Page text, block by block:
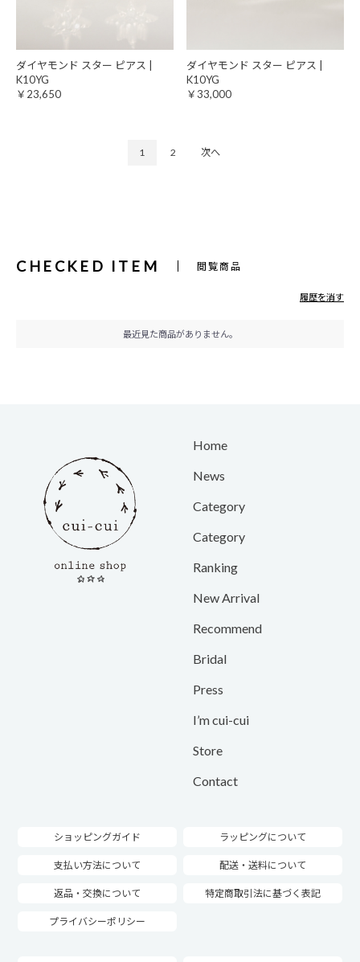
ダイヤモンド スター ピアス |
K10YG
￥23,650
ダイヤモンド スター ピアス |
K10YG
￥33,000
1 2 次へ
CHECKED ITEM 閲覧商品
履歴を消す
最近見た商品がありません。
Home
News
Category
Category
Ranking
New Arrival
Recommend
Bridal
Press
I’m cui-cui
Store
Contact
ショッピングガイド ラッピングについて
支払い方法について 配送・送料について
返品・交換について 特定商取引法に基づく表記
プライバシーポリシー